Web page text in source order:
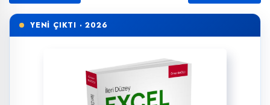
YENİ ÇIKTI · 2026